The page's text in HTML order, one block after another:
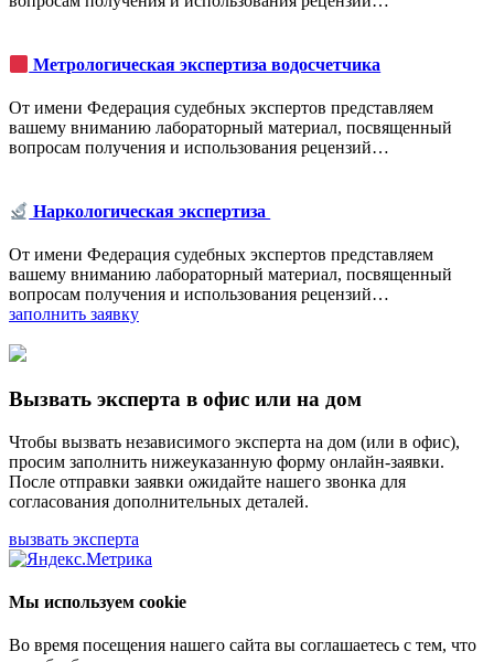
Метрологическая экспертиза водосчетчика
От имени Федерация судебных экспертов представляем
вашему вниманию лабораторный материал, посвященный
вопросам получения и использования рецензий…
Наркологическая экспертиза
От имени Федерация судебных экспертов представляем
вашему вниманию лабораторный материал, посвященный
вопросам получения и использования рецензий…
заполнить заявку
Вызвать эксперта в офис или на дом
Чтобы вызвать независимого эксперта на дом (или в офис),
просим заполнить нижеуказанную форму онлайн-заявки.
После отправки заявки ожидайте нашего звонка для
согласования дополнительных деталей.
вызвать эксперта
Мы используем cookie
Во время посещения нашего сайта вы соглашаетесь с тем, что